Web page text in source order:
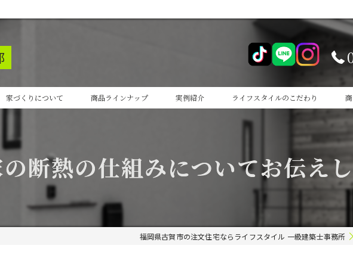
家づくりについて 商品ラインナップ
cocoiro+
実例紹介 ライフスタイルのこだわり
断熱の仕組みについてお伝え
福岡県古賀市の注文住宅ならライフスタイル 一級建築士事務所